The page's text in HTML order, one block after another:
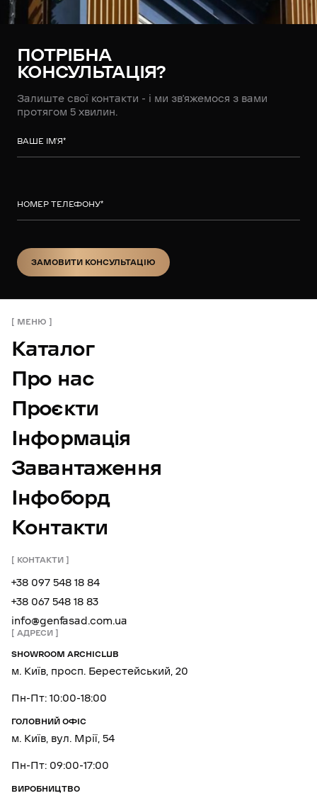
ПОТРІБНА
КОНСУЛЬТАЦІЯ?
Залиште свої контакти - і ми зв’яжемося з вами
протягом 5 хвилин.
ВАШЕ ІМ’Я*
НОМЕР ТЕЛЕФОНУ*
ЗАМОВИТИ КОНСУЛЬТАЦІЮ
МЕНЮ
Каталог
Про нас
Проєкти
Інформація
Завантаження
Інфоборд
Контакти
КОНТАКТИ
+38 097 548 18 84
+38 067 548 18 83
info@genfasad.com.ua
АДРЕСИ
SHOWROOM ARCHICLUB
м. Київ, просп. Берестейський, 20
Пн-Пт: 10:00-18:00
ГОЛОВНИЙ ОФІС
м. Київ, вул. Мрії, 54
Пн-Пт: 09:00-17:00
ВИРОБНИЦТВО